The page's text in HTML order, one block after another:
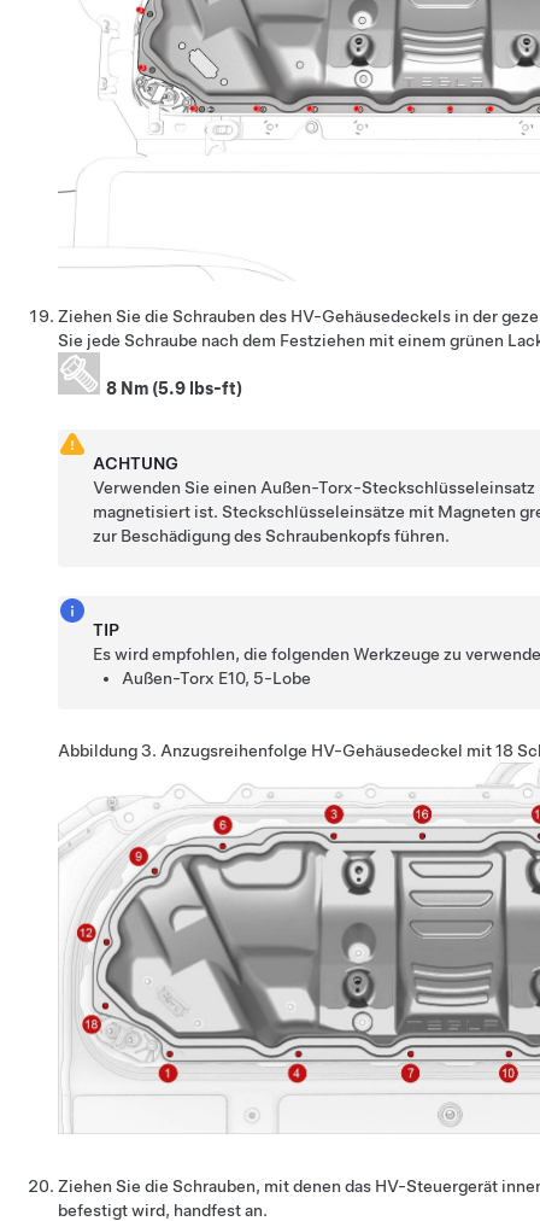
Ziehen Sie die Schrauben des HV-Gehäusedeckels in der
Sie jede Schraube nach dem Festziehen mit einem grünen
8 Nm (5.9 lbs-ft)
ACHTUNG
Verwenden Sie einen Außen-Torx-
magnetisiert ist. Steckschlüsseleinsätze mit Magneten
zur Beschädigung des Schraubenkopfs führen.
TIP
Es wird empfohlen, die folgenden Werkzeuge zu
Außen-Torx E10, 5-Lobe
Abbildung 3. Anzugsreihenfolge HV-Gehäusedeckel mit 18
Ziehen Sie die Schrauben, mit denen das HV-Steuergerät
befestigt wird, handfest an.